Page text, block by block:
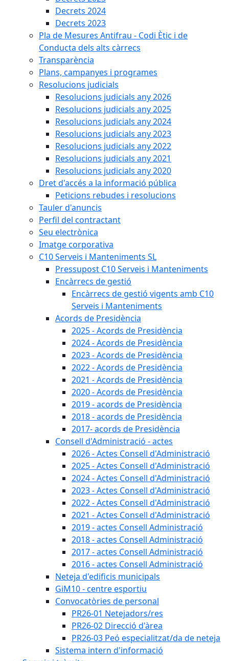
Decrets 2024
Decrets 2023
Pla de Mesures Antifrau - Codi Ètic i de
Conducta dels alts càrrecs
Transparència
Plans, campanyes i programes
Resolucions judicials
Resolucions judicials any 2026
Resolucions judicials any 2025
Resolucions judicials any 2024
Resolucions judicials any 2023
Resolucions judicials any 2022
Resolucions judicials any 2021
Resolucions judicials any 2020
Dret d'accés a la informació pública
Peticions rebudes i resolucions
Tauler d'anuncis
Perfil del contractant
Seu electrònica
Imatge corporativa
C10 Serveis i Manteniments SL
Pressupost C10 Serveis i Manteniments
Encàrrecs de gestió
Encàrrecs de gestió vigents amb C10
Serveis i Manteniments
Acords de Presidència
2025 - Acords de Presidència
2024 - Acords de Presidència
2023 - Acords de Presidència
2022 - Acords de Presidència
2021 - Acords de Presidència
2020 - Acords de Presidència
2019 - acords de Presidència
2018 - acords de Presidència
2017- acords de Presidència
Consell d'Administració - actes
2026 - Actes Consell d'Administració
2025 - Actes Consell d'Administració
2024 - Actes Consell d'Administració
2023 - Actes Consell d'Administració
2022 - Actes Consell d'Administració
2021 - Actes Consell d'Administració
2019 - actes Consell Administració
2018 - actes Consell Administració
2017 - actes Consell Administració
2016 - actes Consell Administració
Neteja d'edificis municipals
GiM10 - centre esportiu
Convocatòries de personal
PR26-01 Netejadors/res
PR26-02 Direcció d'àrea
PR26-03 Peó especialitzat/da de neteja
Sistema intern d'informació